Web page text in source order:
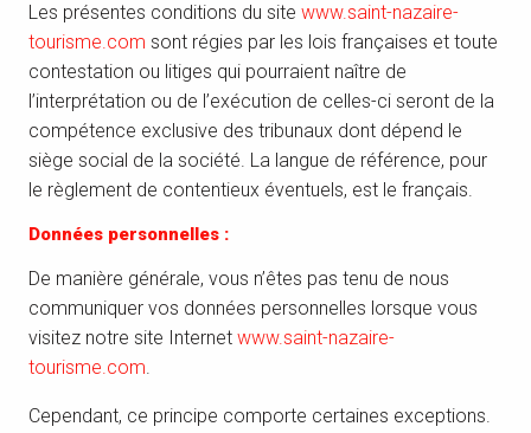
Les présentes conditions du site www.saint-nazaire-
tourisme.com sont régies par les lois françaises et toute
contestation ou litiges qui pourraient naître de
l’interprétation ou de l’exécution de celles-ci seront de la
compétence exclusive des tribunaux dont dépend le
siège social de la société. La langue de référence, pour
le règlement de contentieux éventuels, est le français.
Données personnelles :
De manière générale, vous n’êtes pas tenu de nous
communiquer vos données personnelles lorsque vous
visitez notre site Internet www.saint-nazaire-
tourisme.com.
Cependant, ce principe comporte certaines exceptions.